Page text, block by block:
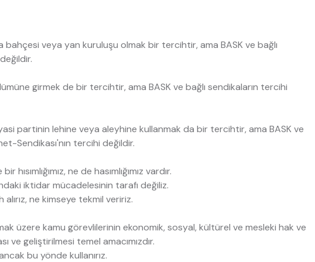
bahçesi veya yan kuruluşu olmak bir tercihtir, ama BASK ve bağlı
girmek de bir tercihtir, ama BASK ve bağlı sendikaların tercihi
partinin lehine veya aleyhine kullanmak da bir tercihtir, ama BASK ve
Sendikası'nın tercihi değildir.
hısımlığımız, ne de hasımlığımız vardır.
iktidar mücadelesinin tarafı değiliz.
ne kimseye tekmil veririz.
üzere kamu görevlilerinin ekonomik, sosyal, kültürel ve mesleki hak ve
ve geliştirilmesi temel amacımızdır.
bu yönde kullanırız.